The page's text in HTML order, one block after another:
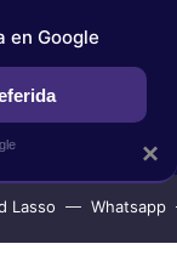
Lasso Whatsapp
×
en Google